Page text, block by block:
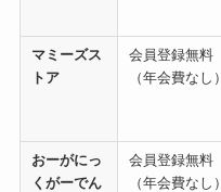
マミーズス
トア
会員登録無料
（年会費なし）
おーがにっ
くがーでん
会員登録無料
（年会費なし）